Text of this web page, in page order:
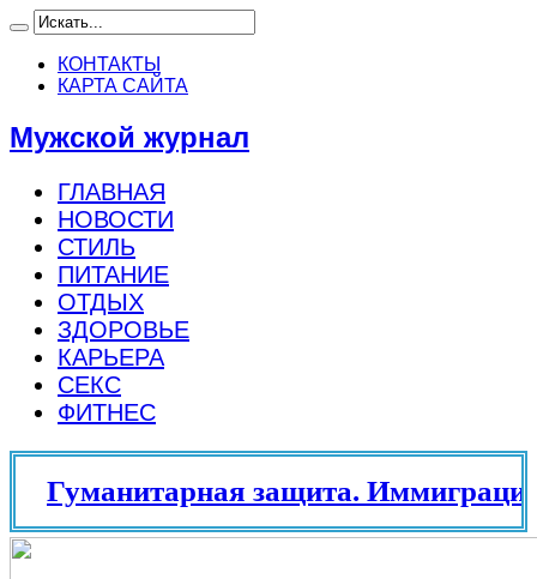
КОНТАКТЫ
КАРТА САЙТА
Мужской журнал
ГЛАВНАЯ
НОВОСТИ
СТИЛЬ
ПИТАНИЕ
ОТДЫХ
ЗДОРОВЬЕ
КАРЬЕРА
СЕКС
ФИТНЕС
Гуманитарная защита.